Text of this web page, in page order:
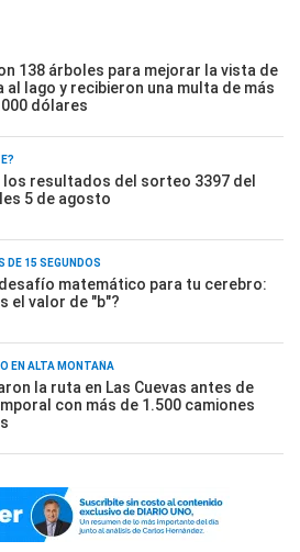
138 árboles para mejorar la vista de
al lago y recibieron una multa de más
dólares
los resultados del sorteo 3397 del
5 de agosto
DE 15 SEGUNDOS
matemático para tu cerebro:
el valor de "b"?
EN ALTA MONTAÑA
la ruta en Las Cuevas antes de
con más de 1.500 camiones